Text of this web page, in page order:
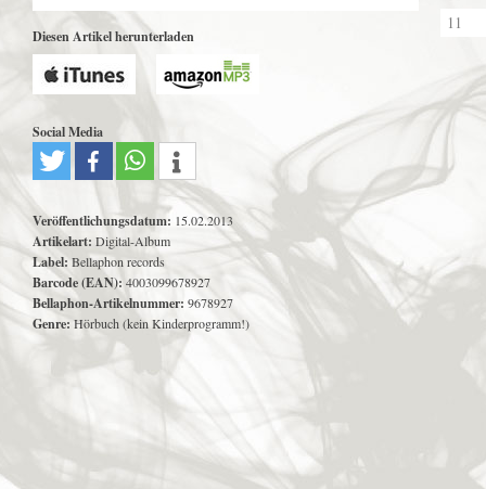
Diesen Artikel herunterladen
Social Media
Veröffentlichungsdatum: 15.02.2013
Artikelart: Digital-Album
Label: Bellaphon records
Barcode (EAN): 4003099678927
Bellaphon-Artikelnummer: 9678927
Genre: Hörbuch (kein Kinderprogramm!)
11